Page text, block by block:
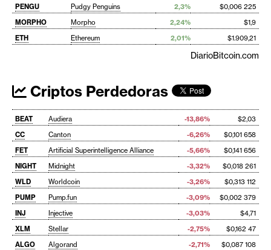
PENGU
Pudgy Penguins 2,3%
$0,006 225
MORPHO
Morpho 2,24%
$1,9
ETH
Ethereum 2,01% $1.909,21
DiarioBitcoin.com
Criptos Perdedoras
BEAT Audiera -13,86%
$2,03
CC
Canton -6,26%
$0,101 658
FET
Artificial Superintelligence Alliance -5,66%
$0,141 656
NIGHT
Midnight -3,32%
$0,018 261
WLD
Worldcoin -3,26%
$0,313 112
PUMP
Pump.fun -3,09%
$0,002 379
INJ
Injective -3,03%
$4,71
XLM
Stellar -2,75%
$0,162 47
ALGO
Algorand -2,71%
$0,087 108